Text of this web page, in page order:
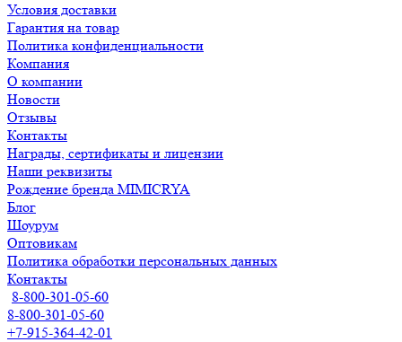
Условия доставки
Гарантия на товар
Политика конфиденциальности
Компания
О компании
Новости
Отзывы
Контакты
Награды, сертификаты и лицензии
Наши реквизиты
Рождение бренда MIMICRYA
Блог
Шоурум
Оптовикам
Политика обработки персональных данных
Контакты
8-800-301-05-60
8-800-301-05-60
+7-915-364-42-01